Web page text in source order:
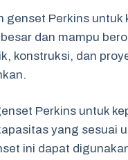
genset Perkins
dan mampu
konstruksi, dan
Perkins untuk
yang sesuai
ini dapat